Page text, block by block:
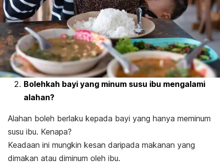
Bolehkah bayi yang minum susu ibu mengalami
alahan?
Alahan boleh berlaku kepada bayi yang hanya meminum
susu ibu. Kenapa?
Keadaan ini mungkin kesan daripada makanan yang
dimakan atau diminum oleh ibu.